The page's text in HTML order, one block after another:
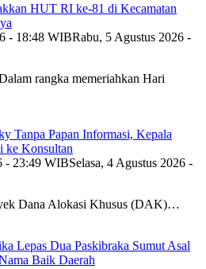
HUT RI ke-81 di Kecamatan
- 18:48 WIBRabu, 5 Agustus 2026 -
rangka memeriahkan Hari
Tanpa Papan Informasi, Kepala
ke Konsultan
- 23:49 WIBSelasa, 4 Agustus 2026 -
Dana Alokasi Khusus (DAK)…
Lepas Dua Paskibraka Sumut Asal
Baik Daerah